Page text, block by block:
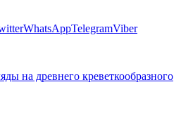
WhatsAppTelegramViber
на древнего креветкообразного